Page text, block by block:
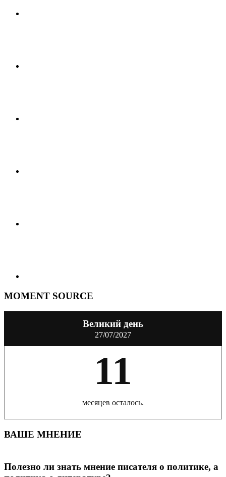
MOMENT SOURCE
Великий день
27/07/2027
11
месяцев осталось.
ВАШЕ МНЕНИЕ
Полезно ли знать мнение писателя о политике, а